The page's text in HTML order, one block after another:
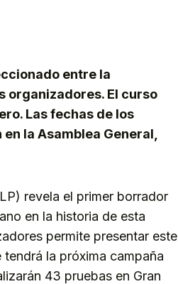
entre la
organizadores. El curso
Las fechas de los
la Asamblea General,
revela el primer borrador
en la historia de esta
permite presentar este
la próxima campaña
43 pruebas en Gran